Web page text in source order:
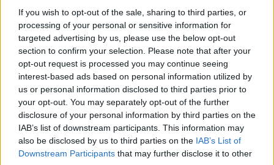
If you wish to opt-out of the sale, sharing to third parties, or
processing of your personal or sensitive information for
targeted advertising by us, please use the below opt-out
section to confirm your selection. Please note that after your
opt-out request is processed you may continue seeing
interest-based ads based on personal information utilized by
us or personal information disclosed to third parties prior to
your opt-out. You may separately opt-out of the further
disclosure of your personal information by third parties on the
IAB’s list of downstream participants. This information may
also be disclosed by us to third parties on the IAB’s List of
Downstream Participants that may further disclose it to other
top che segnalino il punto vita e seleziona materiali
che mantengano la forma. Con pochi
aggiustamenti è possibile passare dal giorno alla
sera mantenendo sempre un effetto slanciato e
moderno.
AUTORE
Francesca Galli
Francesca Galli, fiorentina con formazione